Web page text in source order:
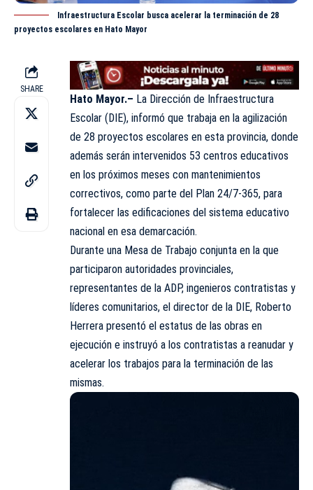
Infraestructura Escolar busca acelerar la terminación de 28
proyectos escolares en Hato Mayor
SHARE
Hato Mayor.– La Dirección de Infraestructura
Escolar (DIE), informó que trabaja en la agilización
de 28 proyectos escolares en esta provincia, donde
además serán intervenidos 53 centros educativos
en los próximos meses con mantenimientos
correctivos, como parte del Plan 24/7-365, para
fortalecer las edificaciones del sistema educativo
nacional en esa demarcación.
Durante una Mesa de Trabajo conjunta en la que
participaron autoridades provinciales,
representantes de la ADP, ingenieros contratistas y
líderes comunitarios, el director de la DIE, Roberto
Herrera presentó el estatus de las obras en
ejecución e instruyó a los contratistas a reanudar y
acelerar los trabajos para la terminación de las
mismas.